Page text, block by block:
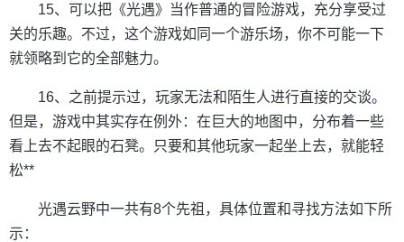
15、可以把《光遇》当作普通的冒险游戏，充分享受过
关的乐趣。不过，这个游戏如同一个游乐场，你不可能一下
就领略到它的全部魅力。
16、之前提示过，玩家无法和陌生人进行直接的交谈。
但是，游戏中其实存在例外：在巨大的地图中，分布着一些
看上去不起眼的石凳。只要和其他玩家一起坐上去，就能轻
松**
光遇云野中一共有8个先祖，具体位置和寻找方法如下所
示：